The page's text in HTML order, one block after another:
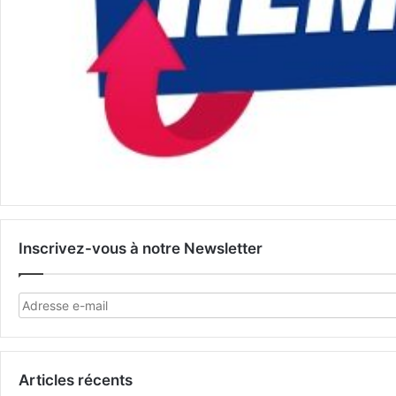
Inscrivez-vous à notre Newsletter
Articles récents